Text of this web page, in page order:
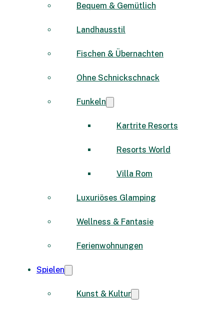
Bequem & Gemütlich
Landhausstil
Fischen & Übernachten
Ohne Schnickschnack
Funkeln
Kartrite Resorts
Resorts World
Villa Rom
Luxuriöses Glamping
Wellness & Fantasie
Ferienwohnungen
Spielen
Kunst & Kultur